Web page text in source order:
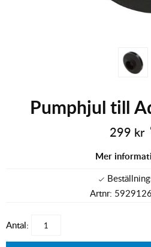
Pumphjul till
299 kr
Mer
Artnr:
Antal: